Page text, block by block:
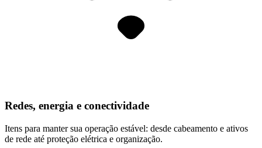
Redes, energia e conectividade
Itens para manter sua operação estável: desde cabeamento e ativos
de rede até proteção elétrica e organização.